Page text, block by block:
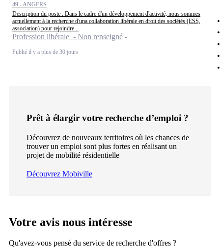
49 - ANGERS
Description du poste : Dans le cadre d'un développement d'activité, nous sommes
actuellement à la recherche d'una collaboration libérale en droit des sociétés (ESS,
association) pour rejoindre...
Profession libérale - Non renseigné
Publié il y a plus de 30 jours
Prêt à élargir votre recherche d’emploi ?
Découvrez de nouveaux territoires où les chances de
trouver un emploi sont plus fortes en réalisant un
projet de mobilité résidentielle
Découvrez Mobiville
Votre avis nous intéresse
Qu'avez-vous pensé du service de recherche d'offres ?